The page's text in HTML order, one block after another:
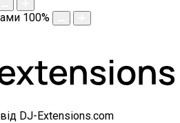
100%
від DJ-Extensions.com